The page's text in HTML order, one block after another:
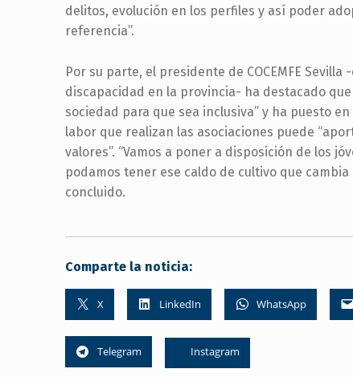
delitos, evolución en los perfiles y así poder
referencia”.
Por su parte, el presidente de COCEMFE
discapacidad en la provincia- ha destacado
sociedad para que sea inclusiva” y ha puesto
labor que realizan las asociaciones puede
valores”. “Vamos a poner a disposición de los
podamos tener ese caldo de cultivo que
concluido.
Comparte la noticia:
X LinkedIn WhatsApp
Telegram Instagram